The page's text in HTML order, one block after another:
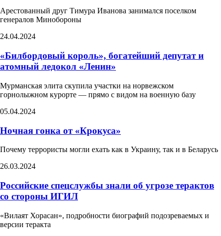
Арестованный друг Тимура Иванова занимался поселком
генералов Минобороны
24.04.2024
«Билбордовый король», богатейший депутат и
атомный ледокол «Ленин»
Мурманская элита скупила участки на норвежском
горнолыжном курорте — прямо с видом на военную базу
05.04.2024
Ночная гонка от «Крокуса»
Почему террористы могли ехать как в Украину, так и в Беларусь
26.03.2024
Российские спецслужбы знали об угрозе терактов
со стороны ИГИЛ
«Вилаят Хорасан», подробности биографий подозреваемых и
версии теракта